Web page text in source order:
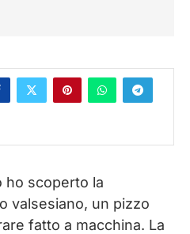
ho scoperto la
valsesiano, un pizzo
fatto a macchina. La